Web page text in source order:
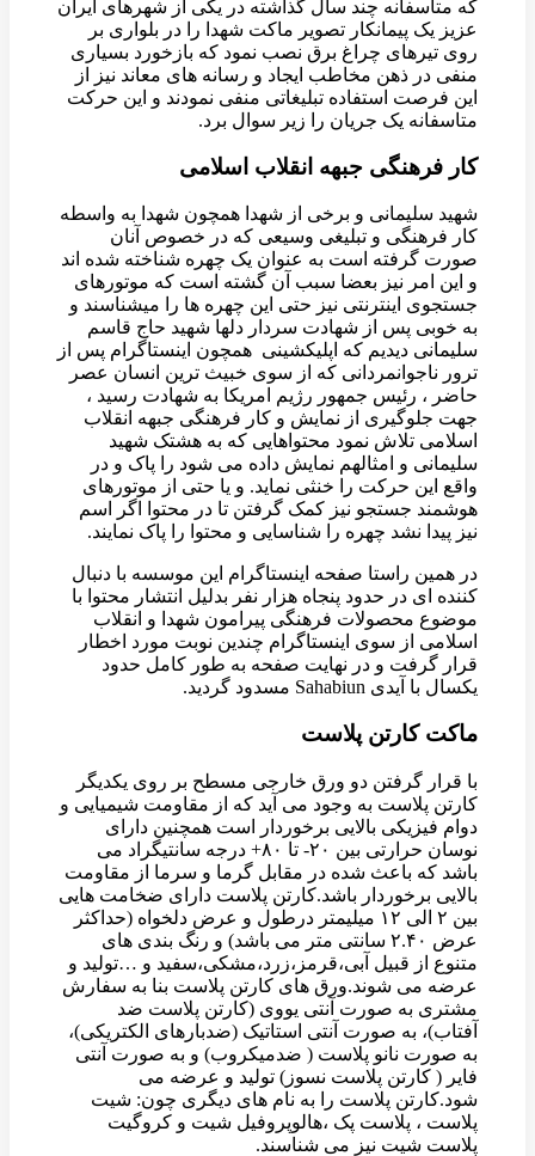
که متاسفانه چند سال گذاشته در یکی از شهرهای ایران
عزیز یک پیمانکار تصویر ماکت شهدا را در بلواری بر
روی تیرهای چراغ برق نصب نمود که بازخورد بسیاری
منفی در ذهن مخاطب ایجاد و رسانه های معاند نیز از
این فرصت استفاده تبلیغاتی منفی نمودند و این حرکت
متاسفانه یک جریان را زیر سوال برد.
کار فرهنگی جبهه انقلاب اسلامی
شهید سلیمانی و برخی از شهدا همچون شهدا به واسطه
کار فرهنگی و تبلیغی وسیعی که در خصوص آنان
صورت گرفته است به عنوان یک چهره شناخته شده اند
و این امر نیز بعضا سبب آن گشته است که موتورهای
جستجوی اینترنتی نیز حتی این چهره ها را میشناسند و
به خوبی پس از شهادت سردار دلها شهید حاج قاسم
سلیمانی دیدیم که اپلیکشینی همچون اینستاگرام پس از
ترور ناجوانمردانی که از سوی خبیث ترین انسان عصر
حاضر ، رئیس جمهور رژیم امریکا به شهادت رسید ،
جهت جلوگیری از نمایش و کار فرهنگی جبهه انقلاب
اسلامی تلاش نمود محتواهایی که به هشتک شهید
سلیمانی و امثالهم نمایش داده می شود را پاک و در
واقع این حرکت را خنثی نماید. و یا حتی از موتورهای
هوشمند جستجو نیز کمک گرفتن تا در محتوا اگر اسم
نیز پیدا نشد چهره را شناسایی و محتوا را پاک نمایند.
در همین راستا صفحه اینستاگرام این موسسه با دنبال
کننده ای در حدود پنجاه هزار نفر بدلیل انتشار محتوا با
موضوع محصولات فرهنگی پیرامون شهدا و انقلاب
اسلامی از سوی اینستاگرام چندین نوبت مورد اخطار
قرار گرفت و در نهایت صفحه به طور کامل حدود
یکسال با آیدی Sahabiun مسدود گردید.
ماکت کارتن پلاست
با قرار گرفتن دو ورق خارجی مسطح بر روی یکدیگر
کارتن پلاست به وجود می آید که از مقاومت شیمیایی و
دوام فیزیکی بالایی برخوردار است همچنین دارای
نوسان حرارتی بین ۲۰- تا ۸۰+ درجه سانتیگراد می
باشد که باعث شده در مقابل گرما و سرما از مقاومت
بالایی برخوردار باشد.کارتن پلاست دارای ضخامت هایی
بین ۲ الی ۱۲ میلیمتر درطول و عرض دلخواه (حداکثر
عرض ۲.۴۰ سانتی متر می باشد) و رنگ بندی های
متنوع از قبیل آبی،قرمز،زرد،مشکی،سفید و …تولید و
عرضه می شوند.ورق های کارتن پلاست بنا به سفارش
مشتری به صورت آنتی یووی (کارتن پلاست ضد
آفتاب)، به صورت آنتی استاتیک (ضدبارهای الکتریکی)،
به صورت نانو پلاست ( ضدمیکروب) و به صورت آنتی
فایر ( کارتن پلاست نسوز) تولید و عرضه می
شود.کارتن پلاست را به نام های دیگری چون: شیت
پلاست ، پلاست پک ،هالوپروفیل شیت و کروگیت
پلاست شیت نیز می شناسند.